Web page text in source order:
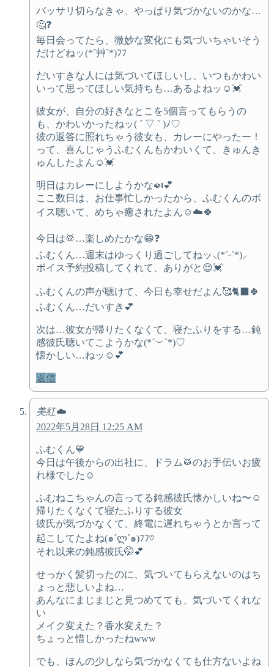
バッサリ切らなきゃ、やっぱり気づかないのかな…
🤔❓
毎日会ってたら、微妙な変化にも気づいちゃいそう
だけどねッ(*´艸`*)ﾌﾌ
だいすきな人には気づいてほしいし、いつもかわい
いって思ってほしい気持ちも…あるよねッ☺️💓
彼女が、自分の好きなとこを5個言ってもらうの
も、かわいかったねッ( ´ ▽ ` )ﾉ♡
彼の返答に照れちゃう彼女も、カレーにやったー！
って、喜んじゃうふむくんもかわいくて、きゅんき
ゅんしたよん☺️💓
明日はカレーにしようかな🍛💕
ここ数日は、お仕事忙しかったから、ふむくんのボ
イス聴いて、めちゃ癒されたよん☺️☁️🍀
今日は🥁…楽しめたかな😁❓
ふむくん…週末はゆっくり過ごしてねッ⸜(*ˊᵕˋ*)⸝‬
ボイス予約投稿してくれて、ありがと😌💓
ふむくんの声が聴けて、今日も幸せだよん🥰🐈‍⬛🍀
ふむくん…だいすき💕
次は…彼女が帰りたくなくて、寝たふりをする…鈍
感彼氏聴いてこようかな(*´︶`*)♡
懐かしい…ねッ☺️💕
返信
美紅☁️
2022年5月28日 12:25 AM
ふむくん💙
今日は午後からの出社に、ドラム🥁のお手伝いお疲
れ様でした☺️
ふむねこちゃんの言ってる鈍感彼氏懐かしいね〜☺️
帰りたくなくて寝たふりする彼女
彼氏が気づかなくて、終電に遅れちゃうとか言って
起こしてたよね(๑´ლ`๑)ﾌﾌ♡
それ以来の鈍感彼氏🤭💕
せっかく髪切ったのに、気づいてもらえないのはち
ょっと悲しいよね…
あんなにまじまじと見つめてても、気づいてくれな
い
メイク変えた？香水変えた？
ちょっと惜しかったねwww
でも、ほんの少しなら気づかなくても仕方ないよね